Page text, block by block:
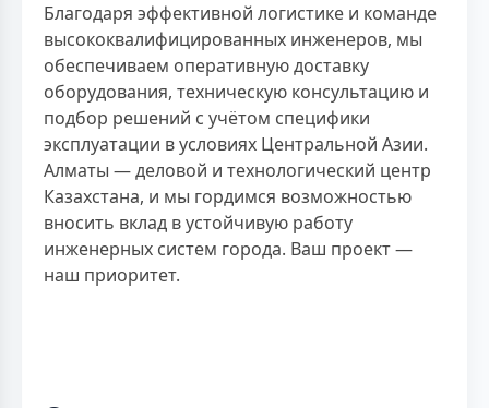
Благодаря эффективной логистике и команде
высококвалифицированных инженеров, мы
обеспечиваем оперативную доставку
оборудования, техническую консультацию и
подбор решений с учётом специфики
эксплуатации в условиях Центральной Азии.
Алматы — деловой и технологический центр
Казахстана, и мы гордимся возможностью
вносить вклад в устойчивую работу
инженерных систем города. Ваш проект —
наш приоритет.